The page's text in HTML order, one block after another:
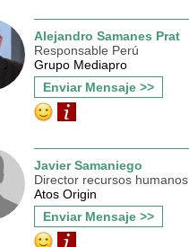
Alejandro Samanes Prat
Responsable Perú
Grupo Mediapro
Enviar Mensaje >>
Javier Samaniego
Director recursos humanos
Atos Origin
Enviar Mensaje >>